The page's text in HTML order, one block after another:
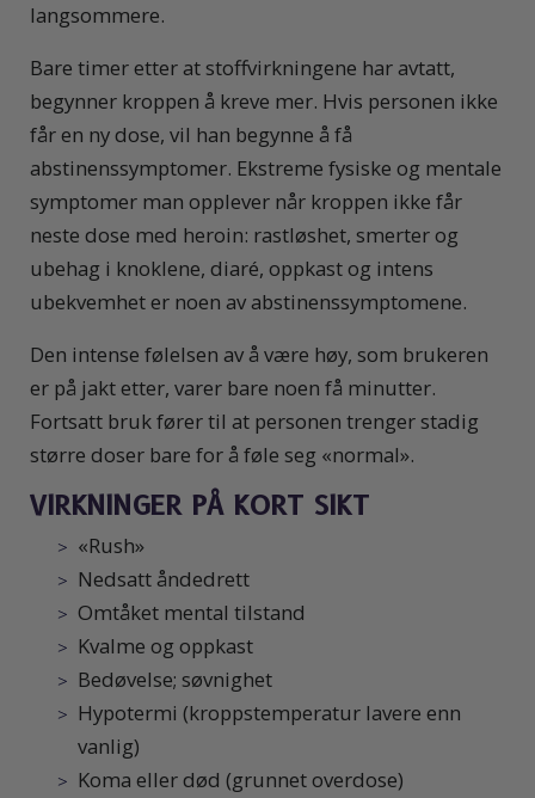
langsommere.
Bare timer etter at stoffvirkningene har avtatt,
begynner kroppen å kreve mer. Hvis personen ikke
får en ny dose, vil han begynne å få
abstinenssymptomer. Ekstreme fysiske og mentale
symptomer man opplever når kroppen ikke får
neste dose med heroin: rastløshet, smerter og
ubehag i knoklene, diaré, oppkast og intens
ubekvemhet er noen av abstinenssymptomene.
Den intense følelsen av å være høy, som brukeren
er på jakt etter, varer bare noen få minutter.
Fortsatt bruk fører til at personen trenger stadig
større doser bare for å føle seg «normal».
VIRKNINGER PÅ KORT SIKT
«Rush»
Nedsatt åndedrett
Omtåket mental tilstand
Kvalme og oppkast
Bedøvelse; søvnighet
Hypotermi (kroppstemperatur lavere enn
vanlig)
Koma eller død (grunnet overdose)